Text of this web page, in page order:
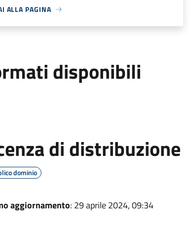
ALLA PAGINA
disponibili
di distribuzione
dominio
aggiornamento: 29 aprile 2024, 09:34